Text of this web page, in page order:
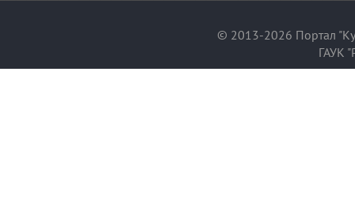
© 2013-2026 Портал
ГАУК